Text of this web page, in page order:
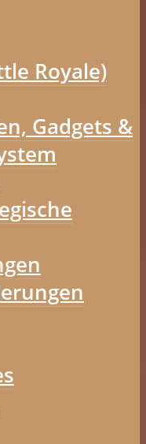
Royale)
Gadgets &